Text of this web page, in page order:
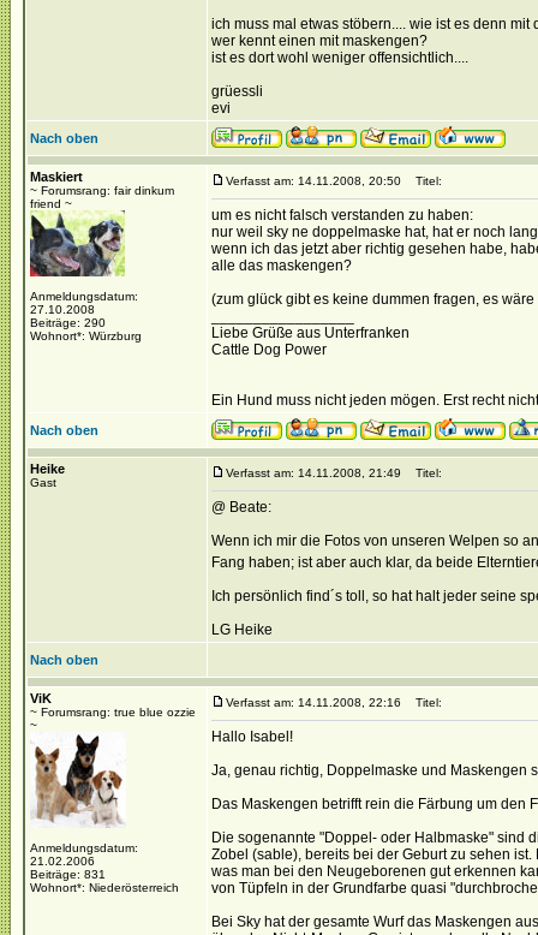
ich muss mal etwas stöbern.... wie ist es denn
wer kennt einen mit maskengen?
ist es dort wohl weniger offensichtlich....
grüessli
evi
Nach oben
Maskiert
~ Forumsrang: fair dinkum
friend ~
Anmeldungsdatum:
27.10.2008
Beiträge: 290
Wohnort*: Würzburg
Verfasst am: 14.11.2008, 20:50 Titel:
um es nicht falsch verstanden zu haben:
nur weil sky ne doppelmaske hat, hat er noch
wenn ich das jetzt aber richtig gesehen habe,
alle das maskengen?
(zum glück gibt es keine dummen fragen, es
Liebe Grüße aus Unterfranken
Cattle Dog Power
Ein Hund muss nicht jeden mögen. Erst recht
Nach oben
Heike
Gast
Verfasst am: 14.11.2008, 21:49 Titel:
@ Beate:
Wenn ich mir die Fotos von unseren Welpen so
Fang haben; ist aber auch klar, da beide
Ich persönlich find´s toll, so hat halt jeder seine
LG Heike
Nach oben
ViK
~ Forumsrang: true blue ozzie
~
Anmeldungsdatum:
21.02.2006
Beiträge: 831
Wohnort*: Niederösterreich
Verfasst am: 14.11.2008, 22:16 Titel:
Hallo Isabel!
Ja, genau richtig, Doppelmaske und Maskengen
Das Maskengen betrifft rein die Färbung um den
Die sogenannte "Doppel- oder Halbmaske" sind
Zobel (sable), bereits bei der Geburt zu sehen
was man bei den Neugeborenen gut erkennen
von Tüpfeln in der Grundfarbe quasi
Bei Sky hat der gesamte Wurf das Maskengen